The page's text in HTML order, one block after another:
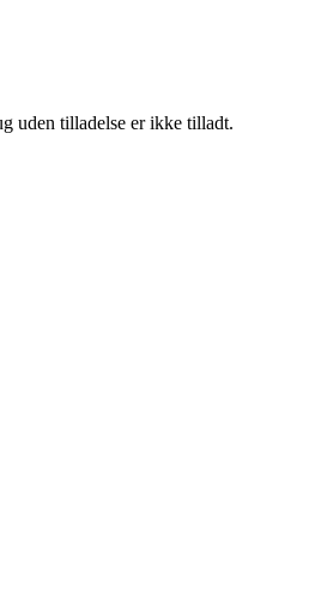
uden tilladelse er ikke tilladt.